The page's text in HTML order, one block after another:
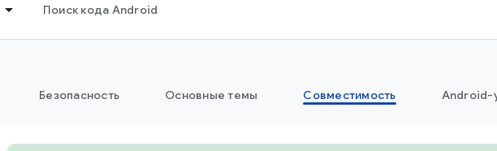
Поиск кода Android
Безопасность Основные темы Совместимость Android-